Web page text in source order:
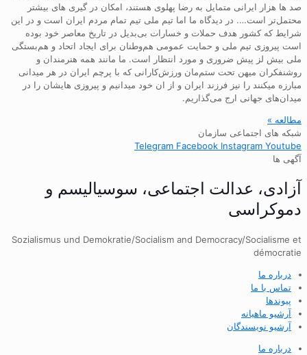
صد ها هزار ایرانی متمایل به رضا پهلوی هستند، امکان در گیری های بیشتر
محتمل‌تر است…. در دیدگاه ما اما تیم ملی تیم تمام مردم ایران است و در این
شرایط که کشور هدف حملات و خسارات بی‌بدیل در تاریخ معاصر خود بوده
است پیروزی تیم ملی و حمایت عمومی هم‌وطنان برای ایجاد اتحاد و هم‌بستگی
ملی بیش لز پیش ضروری و مورد انتظار است. ما مانند همه هنرمندان و
روشنفکران میهن تحت ستم‌مان ورزش‌کارانی که با پرچم ایران در هر میدانی
مبارزه میکنند را نیز فرزند ایران و از ان خود میدانیم و پیروزی هایشان را در
میدان‌های جهانی ارج می‌گذاریم.
مطالعه »
شبکه های اجتماعی سازمان
Telegram Facebook Instagram Youtube
آگهی ها
آزادی، عدالت اجتماعی، سوسیالیسم و
دموکراسی
Sozialismus und Demokratie/Socialism and Democracy/Socialisme et
démocratie
درباره ما
تماس با ما
پیوندها
آرشیو ماهیانه
آرشیو نویسندگان
درباره ما